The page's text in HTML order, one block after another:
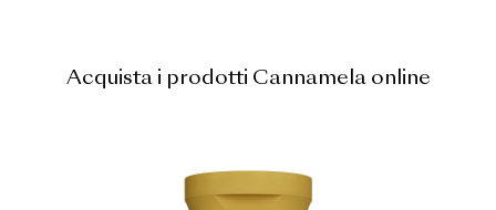
Acquista i prodotti Cannamela online